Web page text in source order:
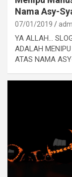
Nama Asy-
07/01/2019
YA ALLAH…
ADALAH
ATAS NAMA